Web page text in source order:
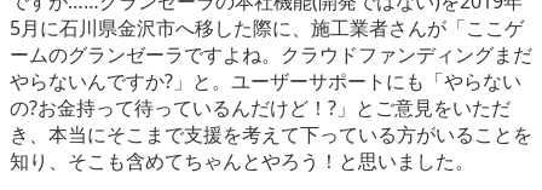
5月に石川県金沢市へ移した際に、施工業者さんが「ここゲ
ームのグランゼーラですよね。クラウドファンディングまだ
やらないんですか?」と。ユーザーサポートにも「やらない
の?お金持って待っているんだけど！?」とご意見をいただ
き、本当にそこまで支援を考えて下っている方がいることを
知り、そこも含めてちゃんとやろう！と思いました。